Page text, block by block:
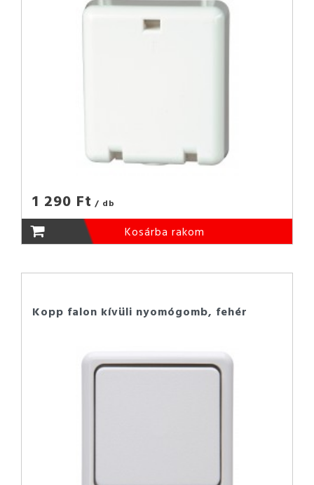
1 290 Ft / db
Kosárba rakom
Kopp falon kívüli nyomógomb, fehér